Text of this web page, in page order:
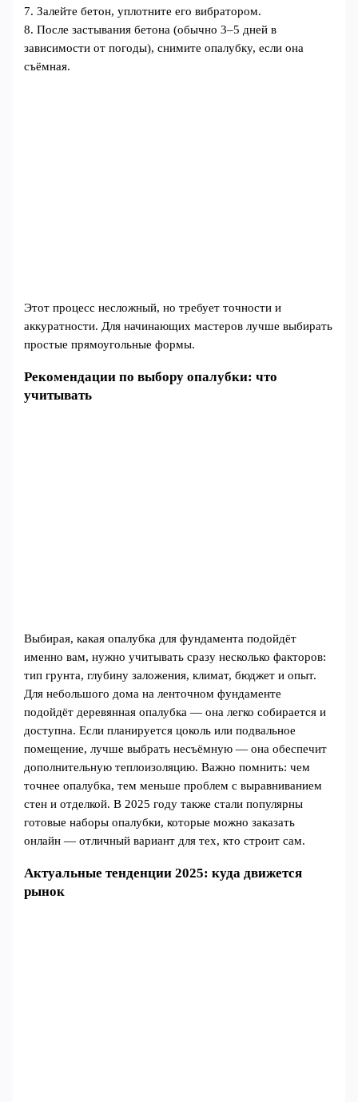
7. Залейте бетон, уплотните его вибратором.
8. После застывания бетона (обычно 3–5 дней в
зависимости от погоды), снимите опалубку, если она
съёмная.
Этот процесс несложный, но требует точности и
аккуратности. Для начинающих мастеров лучше выбирать
простые прямоугольные формы.
Рекомендации по выбору опалубки: что
учитывать
Выбирая, какая опалубка для фундамента подойдёт
именно вам, нужно учитывать сразу несколько факторов:
тип грунта, глубину заложения, климат, бюджет и опыт.
Для небольшого дома на ленточном фундаменте
подойдёт деревянная опалубка — она легко собирается и
доступна. Если планируется цоколь или подвальное
помещение, лучше выбрать несъёмную — она обеспечит
дополнительную теплоизоляцию. Важно помнить: чем
точнее опалубка, тем меньше проблем с выравниванием
стен и отделкой. В 2025 году также стали популярны
готовые наборы опалубки, которые можно заказать
онлайн — отличный вариант для тех, кто строит сам.
Актуальные тенденции 2025: куда движется
рынок